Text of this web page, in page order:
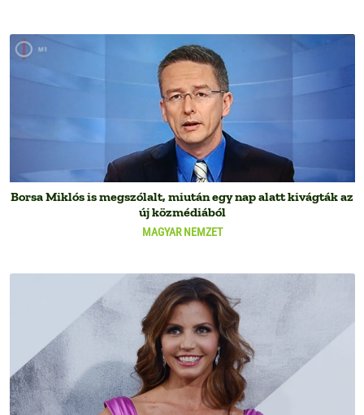
MAGYAR NEMZET
Borsa Miklós is megszólalt, miután egy nap alatt kivágták az
új közmédiából